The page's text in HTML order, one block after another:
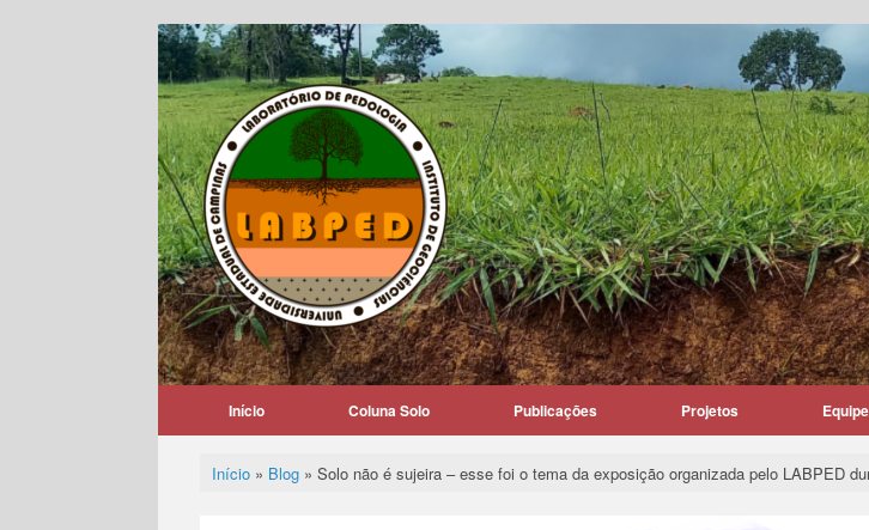
Skip
to
content
Início Coluna Solo Publicações Projetos Equipe
Início» Blog» Solo não é sujeira – esse foi o tema da exposição organizada pelo LABPED